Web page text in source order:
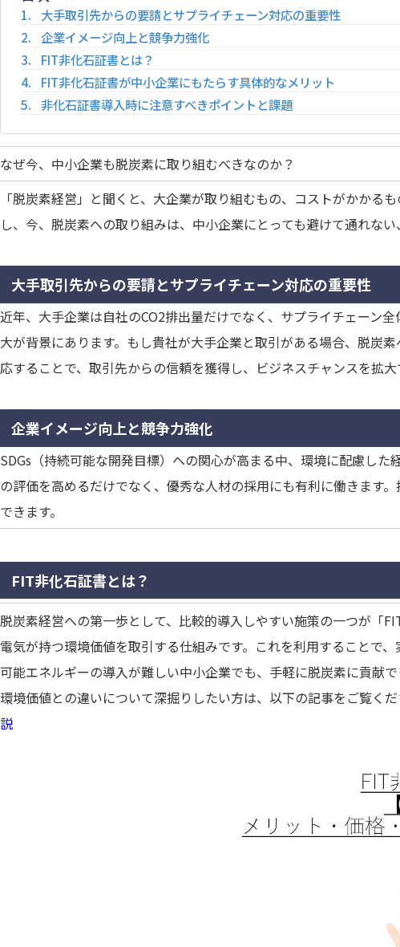
大手取引先からの要請とサプライチェーン対応の重要性
企業イメージ向上と競争力強化
FIT非化石証書とは？
FIT非化石証書が中小企業にもたらす具体的なメリット
非化石証書導入時に注意すべきポイントと課題
なぜ今、中小企業も脱炭素に取り組むべきなのか？
「脱炭素経営」と聞くと、大企業が取り組むもの、コストがかか
し、今、脱炭素への取り組みは、中小企業にとっても避けて通れな
大手取引先からの要請とサプライチェーン対応の重要性
近年、大手企業は自社のCO2排出量だけでなく、サプライチェーン
大が背景にあります。もし貴社が大手企業と取引がある場合、脱炭
応することで、取引先からの信頼を獲得し、ビジネスチャンスを拡大
企業イメージ向上と競争力強化
SDGs（持続可能な開発目標）への関心が高まる中、環境に配慮し
の評価を高めるだけでなく、優秀な人材の採用にも有利に働きます
できます。
FIT非化石証書とは？
脱炭素経営への第一歩として、比較的導入しやすい施策の一つが「
電気が持つ環境価値を取引する仕組みです。これを利用することで
可能エネルギーの導入が難しい中小企業でも、手軽に脱炭素に貢献
環境価値との違いについて深掘りしたい方は、以下の記事をご覧くだ
説